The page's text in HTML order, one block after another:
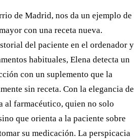
de Madrid, nos da un ejemplo de
con una receta nueva.
del paciente en el ordenador y
habituales, Elena detecta un
con un suplemento que la
sin receta. Con la elegancia de
al farmacéutico, quien no solo
que orienta a la paciente sobre
su medicación. La perspicacia